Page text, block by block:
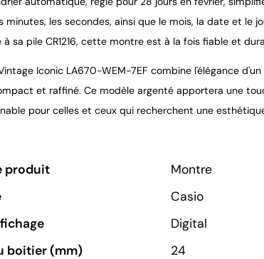
minutes, les secondes, ainsi que le mois, la date et
à sa pile CR1216, cette montre est à la fois fiable et
Iconic LA670-WEM-7EF combine l'élégance
et raffiné. Ce modèle argenté apportera une
pour celles et ceux qui recherchent une
produit
Montre
Casio
Digital
boitier (mm)
24